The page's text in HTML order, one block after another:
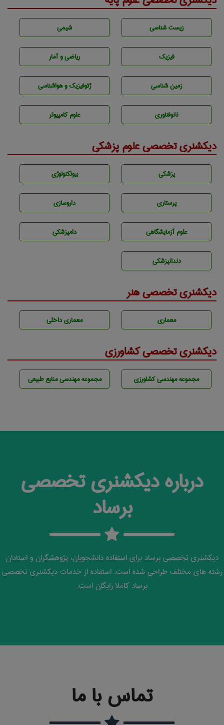
زيست شناسی شيمی
فیزیک ریاضی و آمار
زمين شناسی ژئوفيزيك و هواشناسی
نانوفناوری علوم کامپیوتر
دیکشنری تخصصی علوم پزشکی
پزشكی بيوتكنولوژی
پرستاری داروسازی
علوم آزمايشگاهی دامپزشكی
دندانپزشكی
دیکشنری تخصصی هنر
معماری معماری داخلی
دیکشنری تخصصی کشاورزی
مجموعه مهندسی كشاورزی مجموعه مهندسی منابع طبيعی
درباره دیکشنری تخصصی
برساد
دیکشنری تخصصی برساد برای استفاده دانشجویان، پژوهشگران و استادان
رشته های مختلف طراحی شده است. استفاده از خدمات دیکشنری تخصصی
برساد کاملا رایگان است.
تماس با ما